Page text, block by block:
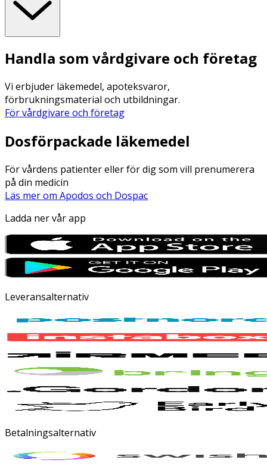
Handla som vårdgivare och företag
Vi erbjuder läkemedel, apoteksvaror,
förbrukningsmaterial och utbildningar.
För vårdgivare och företag
Dosförpackade läkemedel
För vårdens patienter eller för dig som vill prenumerera
på din medicin
Läs mer om Apodos och Dospac
Ladda ner vår app
Leveransalternativ
Betalningsalternativ